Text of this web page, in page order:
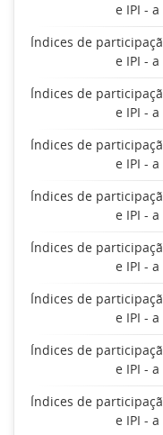
e IPI -
Índices de
e IPI -
Índices de
e IPI -
Índices de
e IPI -
Índices de
e IPI -
Índices de
e IPI -
Índices de
e IPI -
Índices de
e IPI -
Índices de
e IPI -